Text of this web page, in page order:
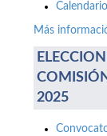
Más
2025